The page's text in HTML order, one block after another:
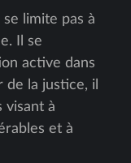
limite pas à
Il se
active dans
de la justice, il
visant à
et à